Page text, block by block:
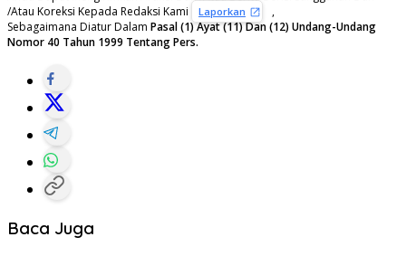
/Atau Koreksi Kepada Redaksi Kami
Laporkan
,
Sebagaimana Diatur Dalam Pasal (1) Ayat (11) Dan (12) Undang-Undang
Nomor 40 Tahun 1999 Tentang Pers.
Baca Juga